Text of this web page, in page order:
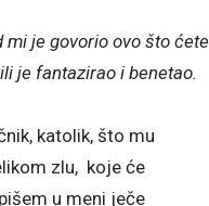
mi je govorio ovo što ćete
je fantazirao i benetao.
katolik, što mu
zlu, koje će
u meni ječe